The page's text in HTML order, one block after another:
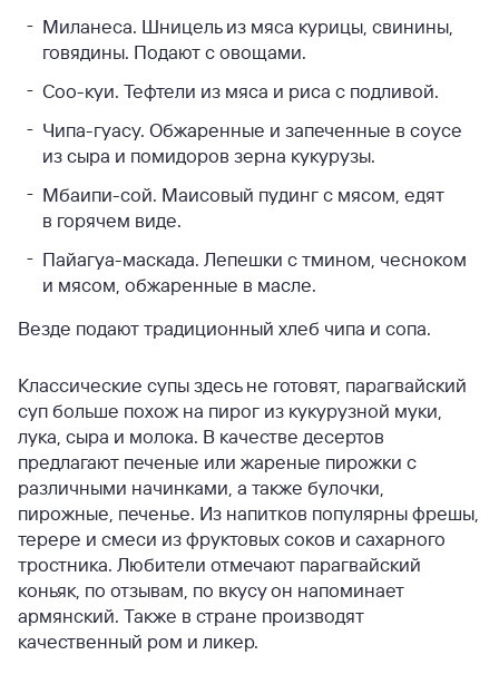
Миланеса. Шницель из мяса курицы, свинины,
говядины. Подают с овощами.
Соо-куи. Тефтели из мяса и риса с подливой.
Чипа-гуасу. Обжаренные и запеченные в соусе
из сыра и помидоров зерна кукурузы.
Мбаипи-сой. Маисовый пудинг с мясом, едят
в горячем виде.
Пайагуа-маскада. Лепешки с тмином, чесноком
и мясом, обжаренные в масле.
Везде подают традиционный хлеб чипа и сопа.
Классические супы здесь не готовят, парагвайский
суп больше похож на пирог из кукурузной муки,
лука, сыра и молока. В качестве десертов
предлагают печеные или жареные пирожки с
различными начинками, а также булочки,
пирожные, печенье. Из напитков популярны фрешы,
терере и смеси из фруктовых соков и сахарного
тростника. Любители отмечают парагвайский
коньяк, по отзывам, по вкусу он напоминает
армянский. Также в стране производят
качественный ром и ликер.